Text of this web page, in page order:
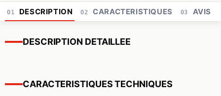
01 DESCRIPTION 02 CARACTERISTIQUES 03 AVIS
DESCRIPTION DETAILLEE
CARACTERISTIQUES TECHNIQUES